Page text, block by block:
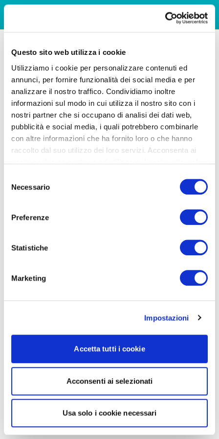
Questo sito web utilizza i cookie
Utilizziamo i cookie per personalizzare contenuti ed
annunci, per fornire funzionalità dei social media e per
analizzare il nostro traffico. Condividiamo inoltre
informazioni sul modo in cui utilizza il nostro sito con i
nostri partner che si occupano di analisi dei dati web,
pubblicità e social media, i quali potrebbero combinarle
con altre informazioni che ha fornito loro o che hanno
raccolto dal suo utilizzo dei loro servizi. Acconsenta ai
delNecessario
Preferenze
Statistiche
Marketing
Impostazioni
Accetta tutti i cookie
Acconsenti ai selezionati
Usa solo i cookie necessari